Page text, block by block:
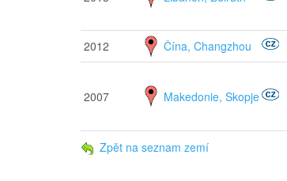
2012 Čína, Changzhou
2007 Makedonie, Skopje
Zpět na seznam zemí